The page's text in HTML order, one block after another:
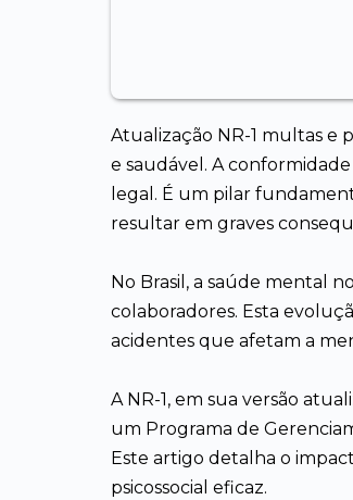
Atualização NR-1 multas e
e saudável. A conformidade
legal. É um pilar
resultar em graves
No Brasil, a saúde mental
colaboradores. Esta
acidentes que afetam a
A NR-1, em sua versão
um Programa de
Este artigo detalha o
psicossocial eficaz.